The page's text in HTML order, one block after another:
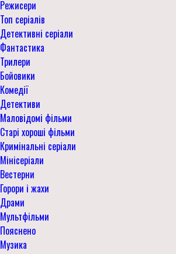
Режисери
Топ серіалів
Детективні серіали
Фантастика
Трилери
Бойовики
Комедії
Детективи
Маловідомі фільми
Старі хороші фільми
Кримінальні серіали
Мінісеріали
Вестерни
Горори і жахи
Драми
Мультфільми
Пояснено
Музика